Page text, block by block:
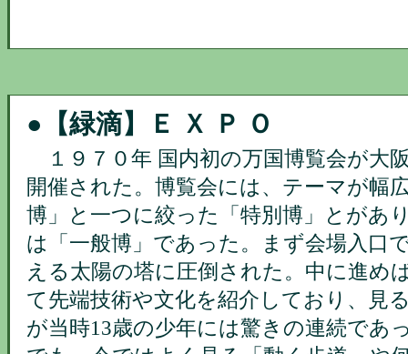
● 【緑滴】Ｅ Ｘ Ｐ Ｏ
１９７０年 国内初の万国博覧会が大
開催された。博覧会には、テーマが幅
博」と一つに絞った「特別博」とがあ
は「一般博」であった。まず会場入口
える太陽の塔に圧倒された。中に進め
て先端技術や文化を紹介しており、見
が当時13歳の少年には驚きの連続であ